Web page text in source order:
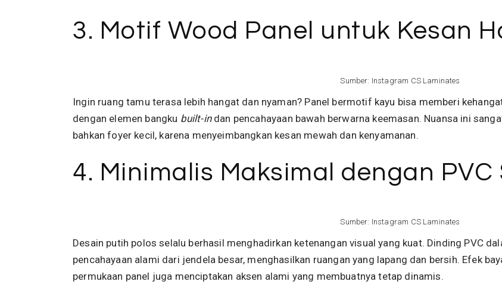
3. Motif Wood Panel untuk Kesan
Sumber: Instagram CS Laminates
Ingin ruang tamu terasa lebih hangat dan nyaman? Panel bermotif kayu bisa memberi
dengan elemen bangku built-indan pencahayaan bawah berwarna keemasan. Nuansa ini
bahkan foyer kecil, karena menyeimbangkan kesan mewah dan kenyamanan.
4. Minimalis Maksimal dengan
Sumber: Instagram CS Laminates
Desain putih polos selalu berhasil menghadirkan ketenangan visual yang kuat. Dinding PVC
pencahayaan alami dari jendela besar, menghasilkan ruangan yang lapang dan bersih. Efek
permukaan panel juga menciptakan aksen alami yang membuatnya tetap dinamis.